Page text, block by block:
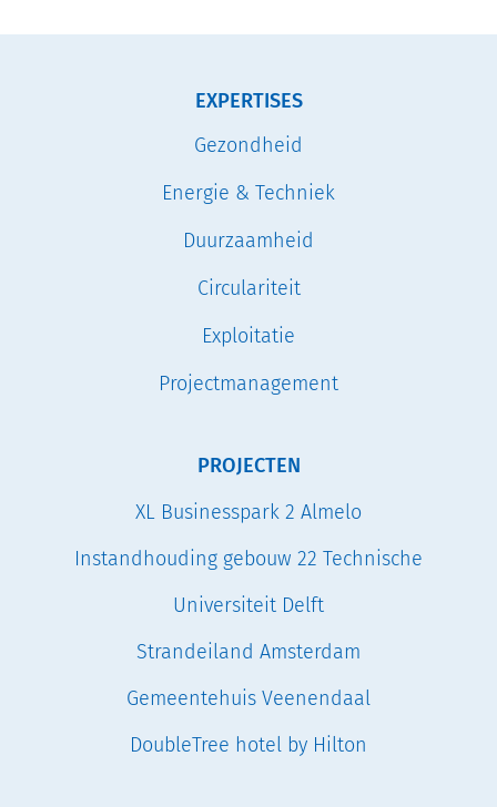
EXPERTISES
Gezondheid
Energie & Techniek
Duurzaamheid
Circulariteit
Exploitatie
Projectmanagement
PROJECTEN
XL Businesspark 2 Almelo
Instandhouding gebouw 22 Technische
Universiteit Delft
Strandeiland Amsterdam
Gemeentehuis Veenendaal
DoubleTree hotel by Hilton